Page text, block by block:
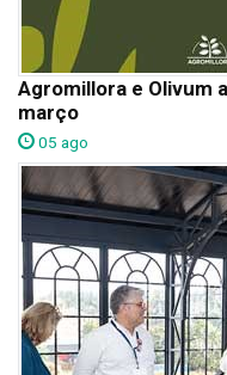
Agromillora e Olivum
março
05 ago